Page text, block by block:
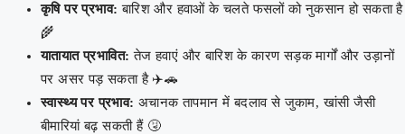
कृषि पर प्रभाव: बारिश और हवाओं के चलते फसलों को नुकसान हो सकता है
🌾
यातायात प्रभावित: तेज हवाएं और बारिश के कारण सड़क मार्गों और उड़ानों
पर असर पड़ सकता है ✈️🚗
स्वास्थ्य पर प्रभाव: अचानक तापमान में बदलाव से जुकाम, खांसी जैसी
बीमारियां बढ़ सकती हैं 🤧